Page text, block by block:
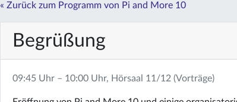
« Zurück zum Programm von Pi and More 10
Begrüßung
09:45 Uhr – 10:00 Uhr, Hörsaal 11/12 (Vorträge)